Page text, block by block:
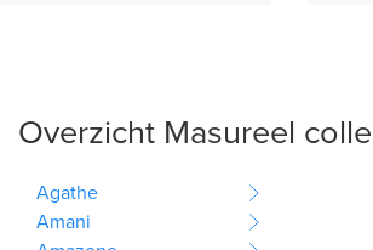
Overzicht Masureel
Agathe
Amani